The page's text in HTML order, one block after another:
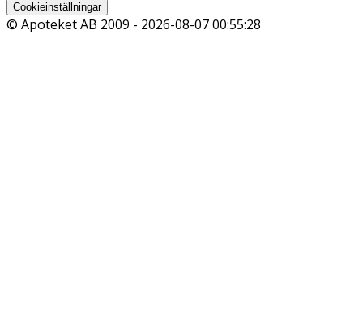
Cookieinställningar
© Apoteket AB 2009 - 2026-08-07 00:55:28